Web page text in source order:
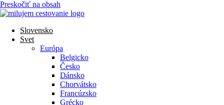
Preskočiť na obsah
Slovensko
Svet
Európa
Belgicko
Česko
Dánsko
Chorvátsko
Francúzsko
Grécko